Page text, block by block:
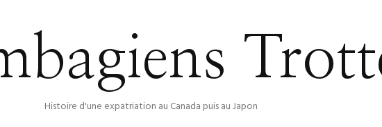
Histoire d'une expatriation au Canada puis au Japon